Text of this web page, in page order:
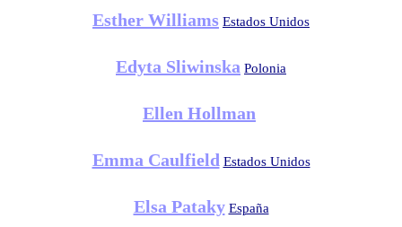
Esther Williams Estados Unidos
Edyta Sliwinska Polonia
Ellen Hollman
Emma Caulfield Estados Unidos
Elsa Pataky España